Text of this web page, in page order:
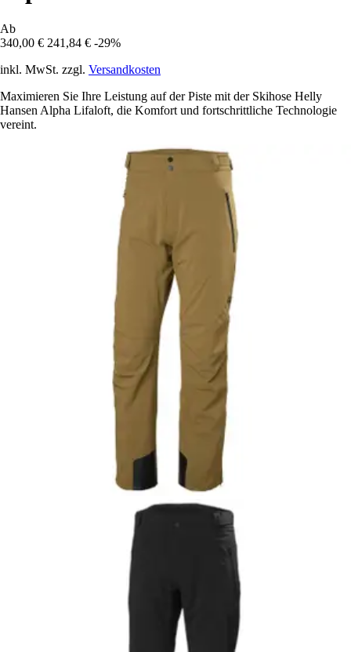
Ab
340,00 € 241,84 € -29%
inkl. MwSt. zzgl. Versandkosten
Maximieren Sie Ihre Leistung auf der Piste mit der Skihose Helly
Hansen Alpha Lifaloft, die Komfort und fortschrittliche Technologie
vereint.